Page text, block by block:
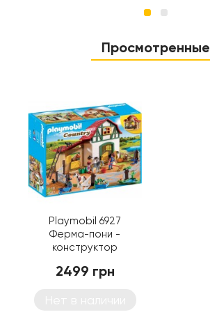
Просмотренные
Playmobil 6927
Ферма-пони -
конструктор
2499 грн